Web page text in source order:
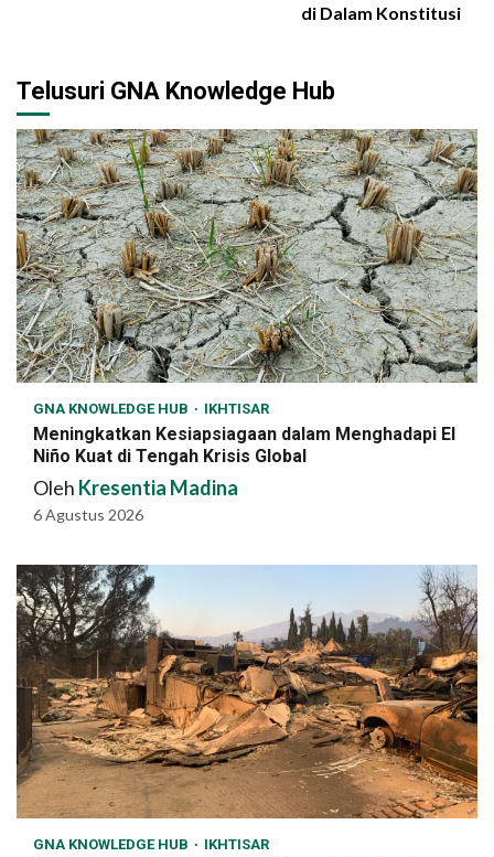
di Dalam Konstitusi
Telusuri GNA Knowledge Hub
GNA KNOWLEDGE HUB IKHTISAR
Meningkatkan Kesiapsiagaan dalam Menghadapi El
Niño Kuat di Tengah Krisis Global
Oleh Kresentia Madina
6 Agustus 2026
GNA KNOWLEDGE HUB IKHTISAR